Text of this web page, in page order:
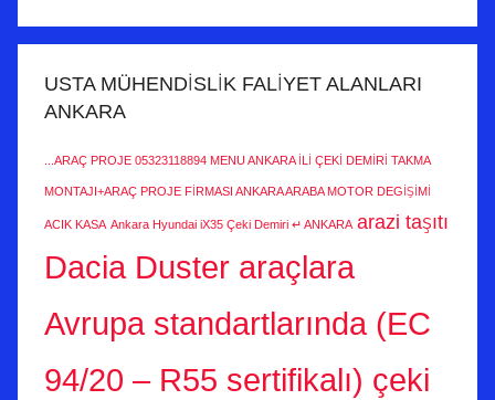
USTA MÜHENDİSLİK FALİYET ALANLARI
ANKARA
...ARAÇ PROJE 05323118894 MENU ANKARA İLİ ÇEKİ DEMİRİ TAKMA
MONTAJI+ARAÇ PROJE FİRMASI ANKARA ARABA MOTOR DEGİŞİMİ
ACIK KASA Ankara Hyundai iX35 Çeki Demiri ↵ ANKARA arazi taşıtı
Dacia Duster araçlara
Avrupa standartlarında (EC
94/20 – R55 sertifikalı) çeki